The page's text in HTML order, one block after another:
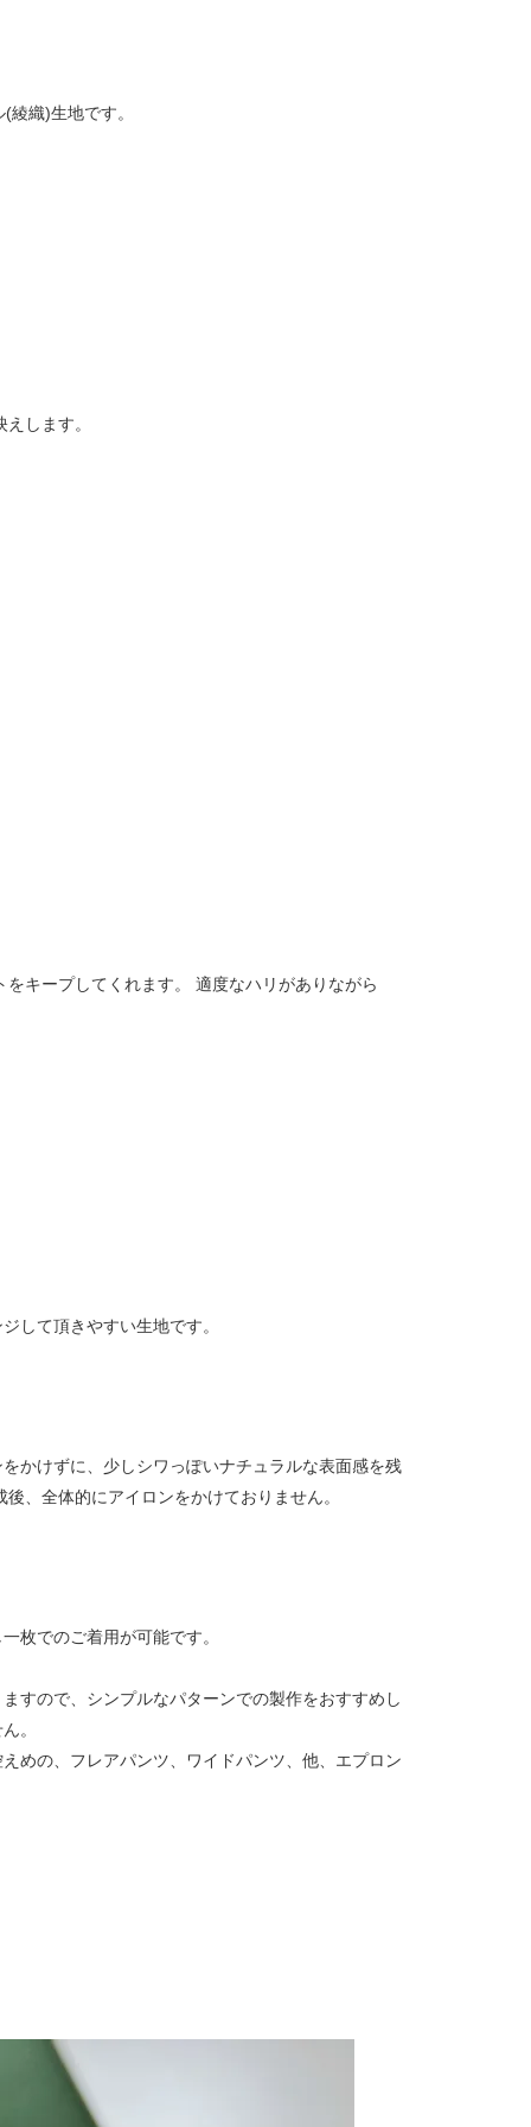
織)生地です。
します。
キープしてくれます。 適度なハリがありながら
して頂きやすい生地です。
かけずに、少しシワっぽいナチュラルな表面感を残
後、全体的にアイロンをかけておりません。
枚でのご着用が可能です。
すので、シンプルなパターンでの製作をおすすめし
。
めの、フレアパンツ、ワイドパンツ、他、エプロン